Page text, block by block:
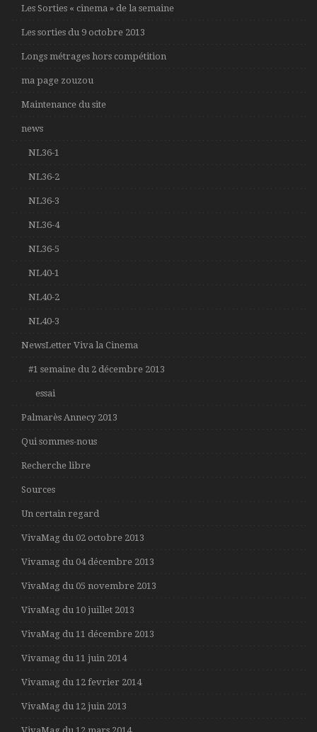
Les Sorties « cinema » de la semaine
Les sorties du 9 octobre 2013
Longs métrages hors compétition
ma page zouzou
Maintenance du site
news
NL36-1
NL36-2
NL36-3
NL36-4
NL36-5
NL40-1
NL40-2
NL40-3
NewsLetter Viva la Cinema
#1 semaine du 2 décembre 2013
essai
Palmarès Annecy 2013
Qui sommes-nous
Recherche libre
Sources
Un certain regard
VivaMag du 02 octobre 2013
Vivamag du 04 décembre 2013
VivaMag du 05 novembre 2013
VivaMag du 10 juillet 2013
VivaMag du 11 décembre 2013
Vivamag du 11 juin 2014
Vivamag du 12 fevrier 2014
VivaMag du 12 juin 2013